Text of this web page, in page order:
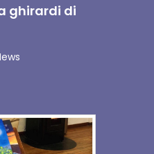
ghirardi di